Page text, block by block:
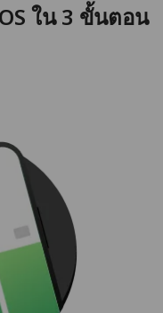
ใน 3 ขั้นตอน